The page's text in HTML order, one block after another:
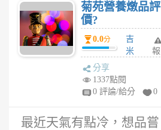
菊苑營養燉品評
價?
0.0分
吉
米
前
報
分享
1337點閱
0 評論/給分
0
最近天氣有點冷，想品嘗